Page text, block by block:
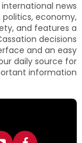
news
politics, economy,
and features a
decisions
and an easy
daily source for
information.